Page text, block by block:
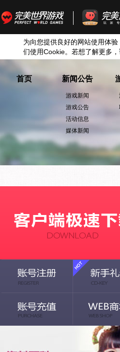
为向您提供良好的网站使用体
们使用Cookie。若想了解更多
首页 新闻公告
游戏新闻
游戏公告
活动信息
媒体新闻